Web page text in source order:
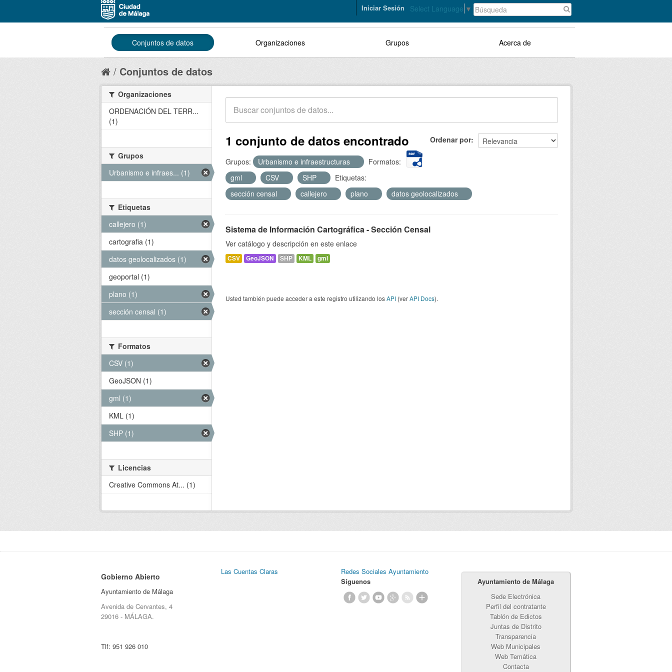
Select Language ▼
Iniciar Sesión
Conjuntos de datos Organizaciones Grupos Acerca de
Conjuntos de datos
Ordenar por
1 conjunto de datos encontrado
Grupos: Urbanismo e infraestructuras
Formatos:
gml
CSV SHP
Etiquetas:
sección censal
callejero plano datos geolocalizados
Sistema de Información Cartográfica - Sección Censal
Ver catálogo y descripción en este enlace
CSV GeoJSON SHP KML gml
Usted también puede acceder a este registro utilizando losAPI (verAPI Docs).
Organizaciones
ORDENACIÓN DEL TERR...
(1)
Grupos
Urbanismo e infraes... (1)
Etiquetas
callejero (1)
cartografia (1)
datos geolocalizados (1)
geoportal (1)
plano (1)
sección censal (1)
Formatos
CSV (1)
GeoJSON (1)
gml (1)
KML (1)
SHP (1)
Licencias
Creative Commons At... (1)
Gobierno Abierto
Ayuntamiento de Málaga
Avenida de Cervantes, 4
29016 - MÁLAGA.
Tlf: 951 926 010
Las Cuentas Claras
Redes Sociales Ayuntamiento
Síguenos
Ayuntamiento de Málaga
Sede Electrónica
Perfil del contratante
Tablón de Edictos
Juntas de Distrito
Transparencia
Web Municipales
Web Temática
Contacta